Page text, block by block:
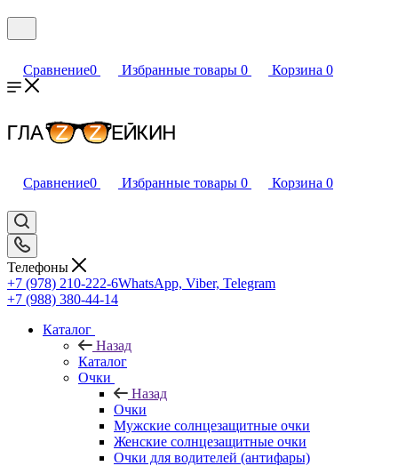
Сравнение0 Избранные товары 0 Корзина 0
Сравнение0 Избранные товары 0 Корзина 0
Телефоны
+7 (978) 210-222-6WhatsApp, Viber, Telegram
+7 (988) 380-44-14
Каталог
Назад
Каталог
Очки
Назад
Очки
Мужские солнцезащитные очки
Женские солнцезащитные очки
Очки для водителей (антифары)